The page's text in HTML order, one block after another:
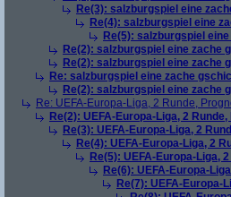
Re(3): salzburgspiel eine
Re(4): salzburgspiel eine
Re(5): salzburgspiel
Re(2): salzburgspiel eine zache
Re(2): salzburgspiel eine zache
Re: salzburgspiel eine zache
Re(2): salzburgspiel eine zache
Re: UEFA-Europa-Liga, 2 Runde,
Re(2): UEFA-Europa-Liga, 2
Re(3): UEFA-Europa-Liga, 2
Re(4): UEFA-Europa-Liga, 2
Re(5): UEFA-Europa-Liga,
Re(6): UEFA-Europa-
Re(7): UEFA-Europa-